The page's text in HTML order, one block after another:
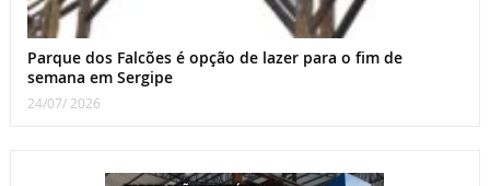
Parque dos Falcões é opção de lazer para o fim de
semana em Sergipe
24/07/ 2026